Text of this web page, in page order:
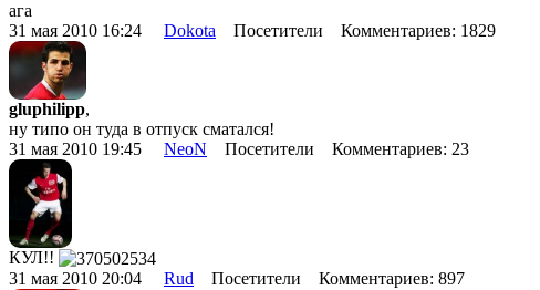
ага
31 мая 2010 16:24 Dokota Посетители Комментариев: 1829
gluphilipp,
ну типо он туда в отпуск сматался!
31 мая 2010 19:45 NeoN Посетители Комментариев: 23
КУЛ!!
31 мая 2010 20:04 Rud Посетители Комментариев: 897